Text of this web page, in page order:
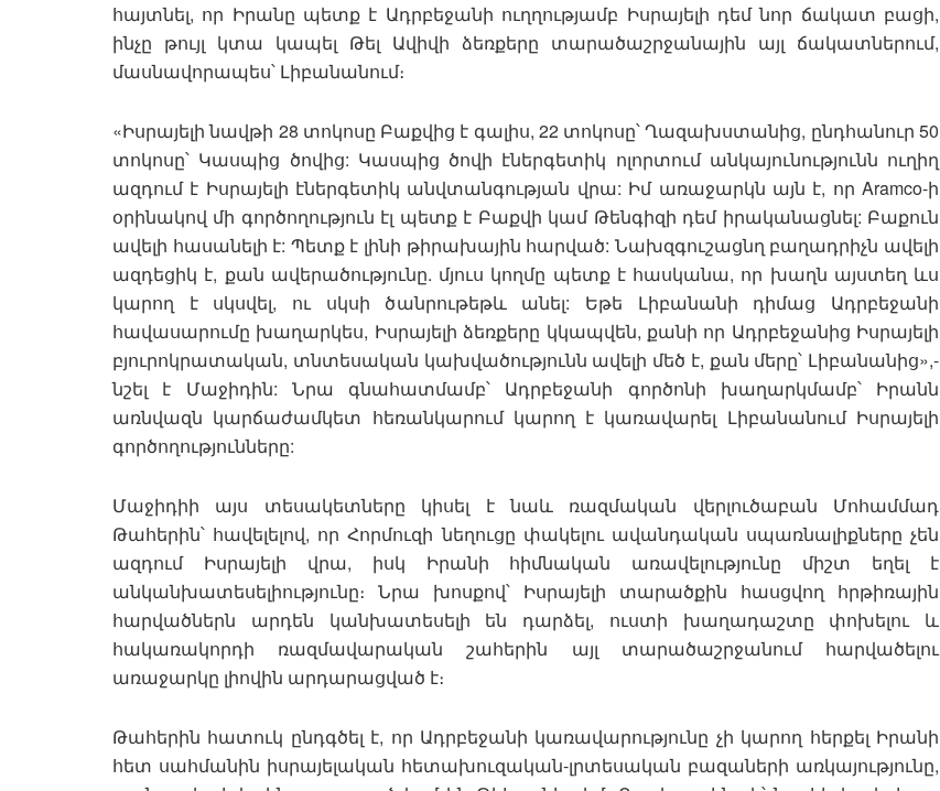
հայտնել, որ Իրանը պետք է Ադրբեջանի ուղղությամբ Իսրայելի դեմ նոր ճակատ բացի,
ինչը թույլ կտա կապել Թել Ավիվի ձեռքերը տարածաշրջանային այլ ճակատներում,
մասնավորապես՝ Լիբանանում։
«Իսրայելի նավթի 28 տոկոսը Բաքվից է գալիս, 22 տոկոսը՝ Ղազախստանից, ընդհանուր 50
տոկոսը՝ Կասպից ծովից: Կասպից ծովի էներգետիկ ոլորտում անկայունությունն ուղիղ
ազդում է Իսրայելի էներգետիկ անվտանգության վրա: Իմ առաջարկն այն է, որ Aramco-ի
օրինակով մի գործողություն էլ պետք է Բաքվի կամ Թենգիզի դեմ իրականացնել: Բաքուն
ավելի հասանելի է: Պետք է լինի թիրախային հարված: Նախզգուշացնղ բաղադրիչն ավելի
ազդեցիկ է, քան ավերածությունը. մյուս կողմը պետք է հասկանա, որ խաղն այստեղ ևս
կարող է սկսվել, ու սկսի ծանրութեթև անել: Եթե Լիբանանի դիմաց Ադրբեջանի
հավասարումը խաղարկես, Իսրայելի ձեռքերը կկապվեն, քանի որ Ադրբեջանից Իսրայելի
բյուրոկրատական, տնտեսական կախվածությունն ավելի մեծ է, քան մերը՝ Լիբանանից»,-
նշել է Մաջիդին: Նրա գնահատմամբ՝ Ադրբեջանի գործոնի խաղարկմամբ՝ Իրանն
առնվազն կարճաժամկետ հեռանկարում կարող է կառավարել Լիբանանում Իսրայելի
գործողությունները:
Մաջիդիի այս տեսակետները կիսել է նաև ռազմական վերլուծաբան Մոհամմադ
Թահերին՝ հավելելով, որ Հորմուզի նեղուցը փակելու ավանդական սպառնալիքները չեն
ազդում Իսրայելի վրա, իսկ Իրանի հիմնական առավելությունը միշտ եղել է
անկանխատեսելիությունը։ Նրա խոսքով՝ Իսրայելի տարածքին հասցվող հրթիռային
հարվածներն արդեն կանխատեսելի են դարձել, ուստի խաղադաշտը փոխելու և
հակառակորդի ռազմավարական շահերին այլ տարածաշրջանում հարվածելու
առաջարկը լիովին արդարացված է։
Թահերին հատուկ ընդգծել է, որ Ադրբեջանի կառավարությունը չի կարող հերքել Իրանի
հետ սահմանին իսրայելական հետախուզական-լրտեսական բազաների առկայությունը,